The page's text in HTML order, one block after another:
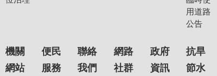
用道路
公告
機關
網站
便民
服務
聯絡
我們
網路
社群
政府
資訊
抗旱
節水